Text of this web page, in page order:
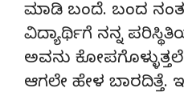
ಮಾಡಿ ಬಂದೆ. ಬಂದ
ವಿದ್ಯಾರ್ಥಿಗೆ ನನ್ನ
ಅವನು
ಆಗಲೇ ಹೇಳ ಬಾರದಿತ್ತೆ.